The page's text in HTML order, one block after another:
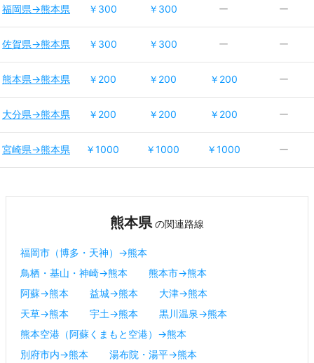
福岡県→熊本県 ￥300 ￥300 ー ー
佐賀県→熊本県 ￥300 ￥300 ー ー
熊本県→熊本県 ￥200 ￥200 ￥200 ー
大分県→熊本県 ￥200 ￥200 ￥200 ー
宮崎県→熊本県 ￥1000 ￥1000 ￥1000 ー
熊本県 の関連路線
福岡市（博多・天神）→熊本
鳥栖・基山・神崎→熊本
熊本市→熊本
阿蘇→熊本
益城→熊本
大津→熊本
天草→熊本
宇土→熊本
黒川温泉→熊本
熊本空港（阿蘇くまもと空港）→熊本
別府市内→熊本
湯布院・湯平→熊本